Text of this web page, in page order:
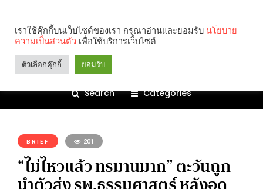
Search Categories
BRIEF 201
“ไม่ไหวแล้ว ทรมานมาก” ตะวันถูก
เราใช้คุ๊กกี้บนเว็บไซต์ของเรา กรุณาอ่านและยอมรับ นโยบาย
ความเป็นส่วนตัว เพื่อใช้บริการเว็บไซต์
ตัวเลือกคุ๊กกี้ ยอมรับ